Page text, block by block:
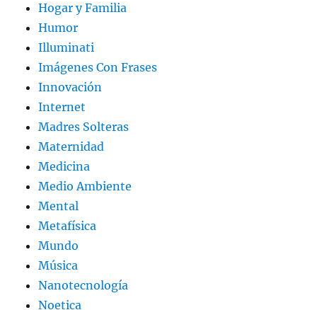
Hogar y Familia
Humor
Illuminati
Imágenes Con Frases
Innovación
Internet
Madres Solteras
Maternidad
Medicina
Medio Ambiente
Mental
Metafísica
Mundo
Música
Nanotecnología
Noetica